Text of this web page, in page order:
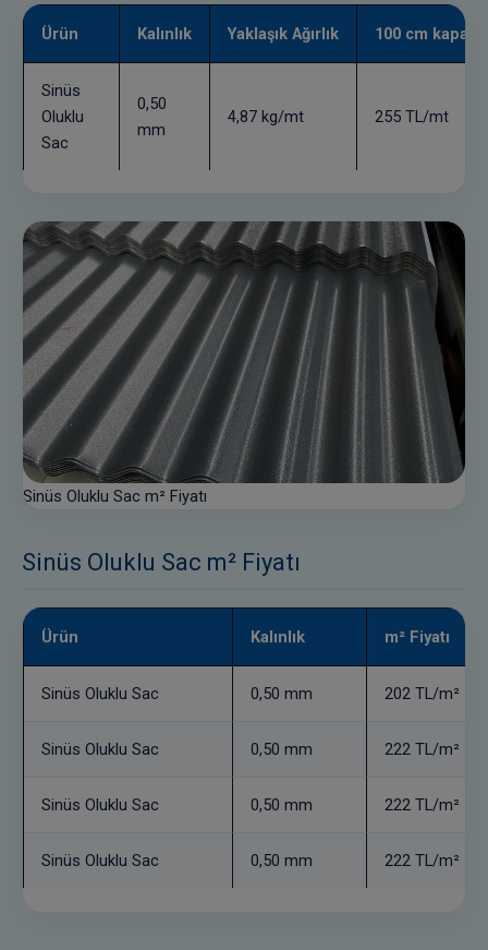
Ürün Kalınlık Yaklaşık Ağırlık 100 cm
Sinüs
Oluklu
Sac
0,50
mm
4,87 kg/mt 255 TL/mt
Sinüs Oluklu Sac m² Fiyatı
Sinüs Oluklu Sac m² Fiyatı
Ürün Kalınlık m² Fiyatı
Sinüs Oluklu Sac 0,50 mm 202 TL/m²
Sinüs Oluklu Sac 0,50 mm 222 TL/m²
Sinüs Oluklu Sac 0,50 mm 222 TL/m²
Sinüs Oluklu Sac 0,50 mm 222 TL/m²